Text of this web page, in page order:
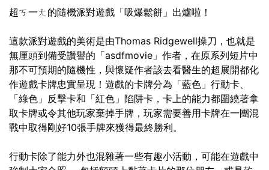
超ㄎ一ㄤ的隨機派對遊戲「吸爆鬆餅」出爐啦！
這款派對遊戲的美術是由Thomas Ridgewell操刀，也就是
無厘頭到備受讚譽的「asdfmovie」作者，在原系列短片中
那不可預期的隨機性，與懷疑作者該去看醫生的超展開都化
作遊戲卡牌忠實呈現！遊戲的卡牌分為「藍色」行動卡、
「綠色」反擊卡和「紅色」陷阱卡，卡上的能力都圍繞著拿
取卡牌或令其他玩家棄掉手牌，玩家需要善用卡牌在一團混
戰中取得剛好10張手牌來獲得最終勝利。
行動卡除了能力外也混雜著一些有趣小活動，可能在遊戲中